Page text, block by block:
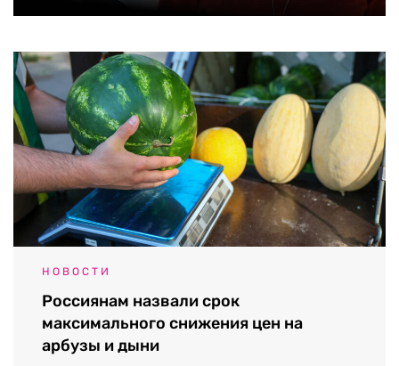
НОВОСТИ
Россиянам назвали срок
максимального снижения цен на
арбузы и дыни